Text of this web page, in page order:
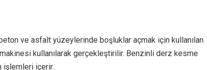
ve asfalt yüzeylerinde boşluklar açmak için kullanılan
makinesi kullanılarak gerçekleştirilir. Benzinli derz kesme
işlemleri içerir.